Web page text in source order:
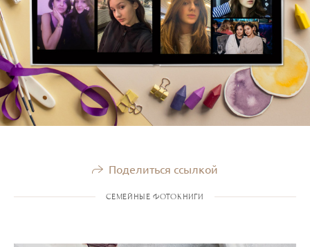
Поделиться ссылкой
СЕМЕЙНЫЕ ФОТОКНИГИ